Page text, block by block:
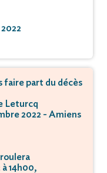
faire part du décès
Leturcq
2022 - Amiens
14h00,